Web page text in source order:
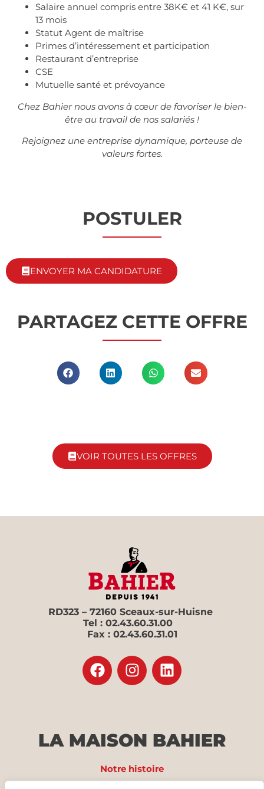
Salaire annuel compris entre 38K€ et 41 K€, sur
13 mois
Statut Agent de maîtrise
Primes d’intéressement et participation
Restaurant d’entreprise
CSE
Mutuelle santé et prévoyance
Chez Bahier nous avons à cœur de favoriser le bien-
être au travail de nos salariés !
Rejoignez une entreprise dynamique, porteuse de
valeurs fortes.
POSTULER
ENVOYER MA CANDIDATURE
PARTAGEZ CETTE OFFRE
VOIR TOUTES LES OFFRES
RD323 – 72160 Sceaux-sur-Huisne
Tel : 02.43.60.31.00
Fax : 02.43.60.31.01
LA MAISON BAHIER
Notre histoire